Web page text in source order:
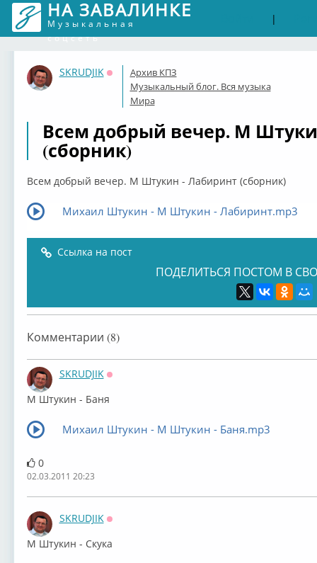
НА ЗАВАЛИНКЕ
Музыкальная
соцсеть
|
SKRUDJIK
Оффлайн
Архив КПЗ
Музыкальный блог. Вся музыка
Мира
Всем добрый вечер. М
(сборник)
Всем добрый вечер. М Штукин - Лабиринт (сборник)
Михаил Штукин - М Штукин - Лабиринт.mp3
Ссылка на пост
ПОДЕЛИТЬСЯ ПОСТОМ В
Комментарии (8)
SKRUDJIK
М Штукин - Баня
Михаил Штукин - М Штукин - Баня.mp3
0
02.03.2011 20:23
SKRUDJIK
М Штукин - Скука